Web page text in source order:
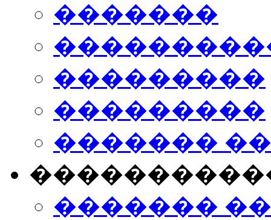
�������
���������
���������
�������
�������